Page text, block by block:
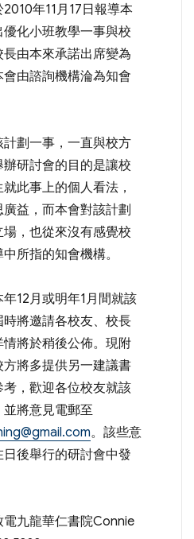
年11月17日報導本
化小班教學一事與校
由本來承諾出席變為
由諮詢機構淪為知會
劃一事，一直與校方
研討會的目的是讓校
此事上的個人看法，
益，而本會對該計劃
，也從來沒有感覺校
所指的知會機構。
12月或明年1月間就該
將邀請各校友、校長
將於稍後公佈。現附
將多提供另一建議書
，歡迎各位校友就該
將意見電郵至
。該些意
後舉行的研討會中發
九龍華仁書院Connie